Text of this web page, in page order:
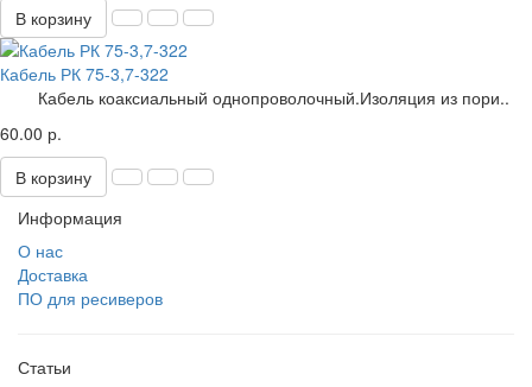
В корзину
Кабель РК 75-3,7-322
Кабель коаксиальный однопроволочный.Изоляция из пори..
60.00 р.
В корзину
Информация
О нас
Доставка
ПО для ресиверов
Статьи